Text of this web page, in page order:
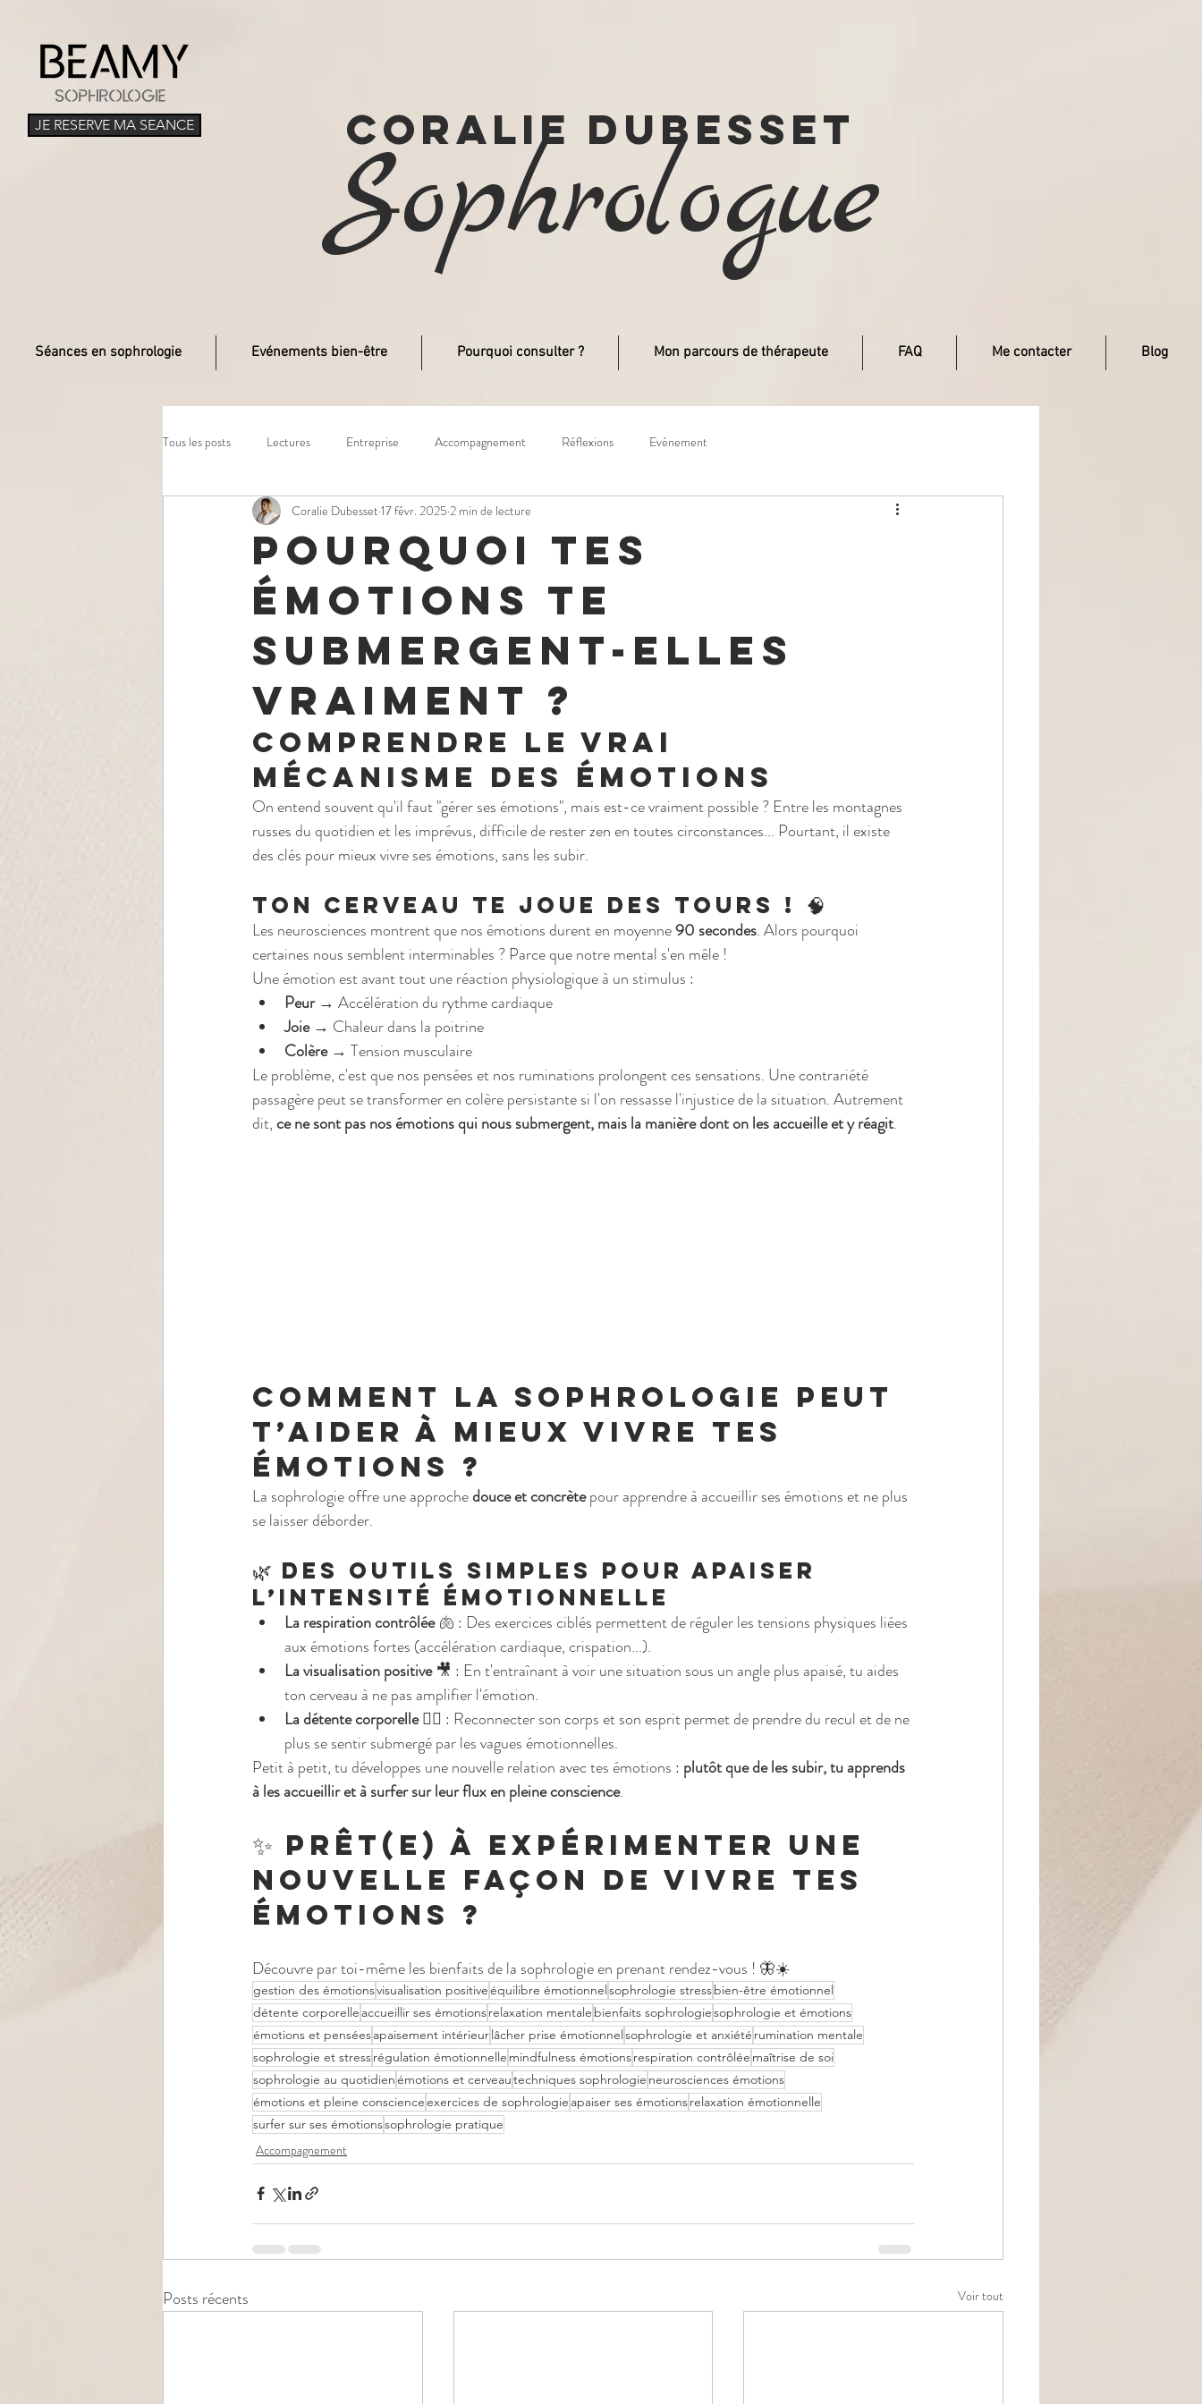
JE RESERVE MA SEANCE Coralie dubesset
Sophrologue
Séances en sophrologie Evénements bien-être Pourquoi consulter ? Mon parcours de thérapeute FAQ Me contacter Blog
Tous les posts Lectures Entreprise Accompagnement Réflexions Evénement
Pourquoi tes
émotions te
submergent-elles
vraiment ?
Coralie Dubesset 17 févr. 2025 2 min de lecture
Comprendre le vrai
mécanisme des émotions
On entend souvent qu'il faut "gérer ses émotions", mais est-ce vraiment possible ? Entre les montagnes
russes du quotidien et les imprévus, difficile de rester zen en toutes circonstances... Pourtant, il existe
des clés pour mieux vivre ses émotions, sans les subir.
Ton cerveau te joue des tours ! 🧠
Les neurosciences montrent que nos émotions durent en moyenne 90 secondes. Alors pourquoi
certaines nous semblent interminables ? Parce que notre mental s'en mêle !
Une émotion est avant tout une réaction physiologique à un stimulus :
Peur → Accélération du rythme cardiaque
Joie → Chaleur dans la poitrine
Colère → Tension musculaire
Le problème, c'est que nos pensées et nos ruminations prolongent ces sensations. Une contrariété
passagère peut se transformer en colère persistante si l'on ressasse l'injustice de la situation. Autrement
dit, ce ne sont pas nos émotions qui nous submergent, mais la manière dont on les accueille et y réagit.
Comment la sophrologie peut
t’aider à mieux vivre tes
émotions ?
La sophrologie offre une approche douce et concrète pour apprendre à accueillir ses émotions et ne plus
se laisser déborder.
🌿 Des outils simples pour apaiser
l’intensité émotionnelle
La respiration contrôlée 🫁 : Des exercices ciblés permettent de réguler les tensions physiques liées
aux émotions fortes (accélération cardiaque, crispation...).
La visualisation positive 🎥 : En t'entraînant à voir une situation sous un angle plus apaisé, tu aides
ton cerveau à ne pas amplifier l'émotion.
La détente corporelle 🧘‍♀️ : Reconnecter son corps et son esprit permet de prendre du recul et de ne
plus se sentir submergé par les vagues émotionnelles.
Petit à petit, tu développes une nouvelle relation avec tes émotions : plutôt que de les subir, tu apprends
à les accueillir et à surfer sur leur flux en pleine conscience.
✨ Prêt(e) à expérimenter une
nouvelle façon de vivre tes
émotions ?
Découvre par toi-même les bienfaits de la sophrologie en prenant rendez-vous ! 🦋☀️
gestion des émotionsvisualisation positiveéquilibre émotionnelsophrologie stressbien-être émotionnel
détente corporelle accueillir ses émotionsrelaxation mentale bienfaits sophrologiesophrologie et émotions
émotions et penséesapaisement intérieurlâcher prise émotionnelsophrologie et anxiété rumination mentale
sophrologie et stressrégulation émotionnelle mindfulness émotionsrespiration contrôlée maîtrise de soi
sophrologie au quotidienémotions et cerveautechniques sophrologie neurosciences émotions
émotions et pleine conscienceexercices de sophrologie apaiser ses émotionsrelaxation émotionnelle
surfer sur ses émotionssophrologie pratique
Accompagnement
Posts récents Voir tout